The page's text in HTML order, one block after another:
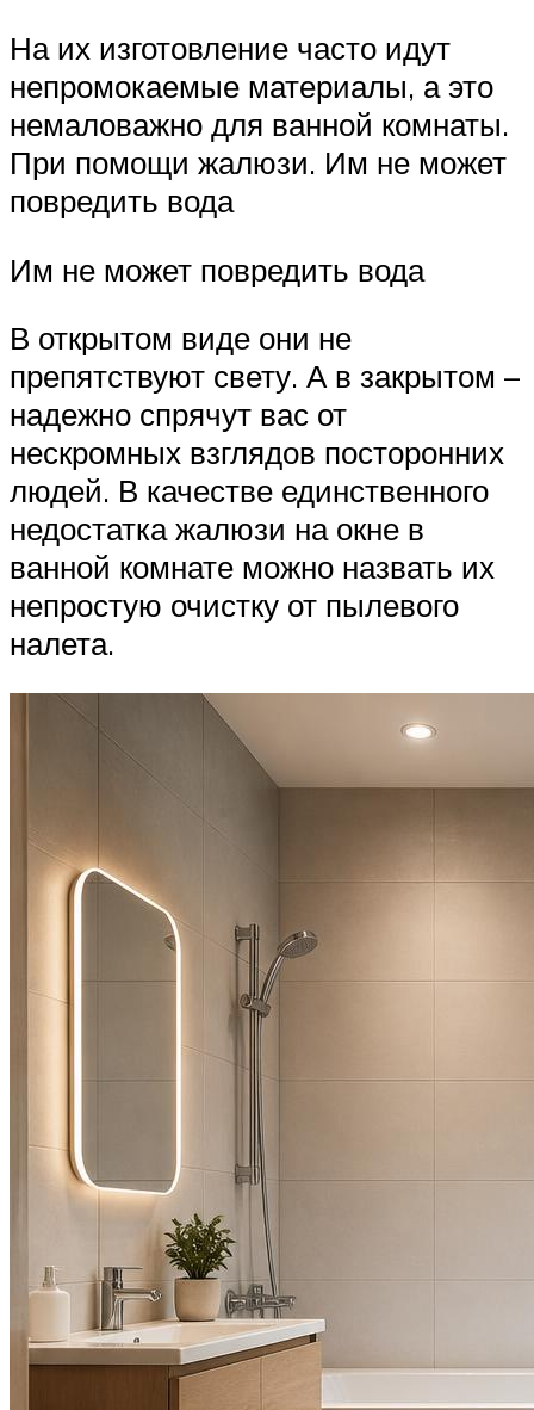
На их изготовление часто идут
непромокаемые материалы, а это
немаловажно для ванной комнаты.
При помощи жалюзи. Им не может
повредить вода
Им не может повредить вода
В открытом виде они не
препятствуют свету. А в закрытом –
надежно спрячут вас от
нескромных взглядов посторонних
людей. В качестве единственного
недостатка жалюзи на окне в
ванной комнате можно назвать их
непростую очистку от пылевого
налета.